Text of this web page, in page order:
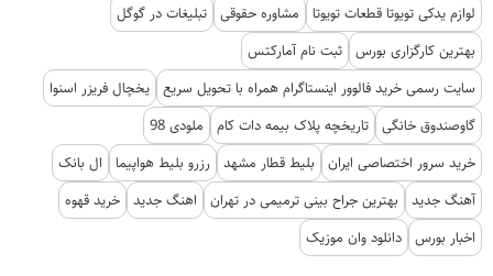
لوازم یدکی تویوتا قطعات تویوتا
مشاوره حقوقی تبلیغات در گوگل
بهترین کارگزاری بورس ثبت نام آمارکتس
سایت رسمی خرید فالوور اینستاگرام همراه با تحویل سریع یخچال فریزر اسنوا
گاوصندوق خانگی تاریخچه پلاک بیمه دات کام
ملودی 98
خرید سرور اختصاصی ایران
بلیط قطار مشهد رزرو بلیط هواپیما
ال بانک
آهنگ جدید
بهترین جراح بینی ترمیمی در تهران اهنگ جدید خرید قهوه
اخبار بورس دانلود وان موزیک